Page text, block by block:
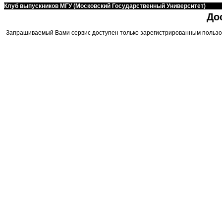
Клуб выпускников МГУ (Московский Государственный Университет)
Запрашиваемый Вами сервис доступен только зарегистрированным